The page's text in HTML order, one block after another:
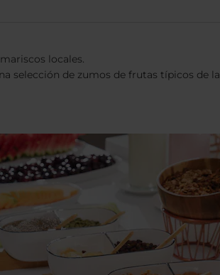
locales.
selección de zumos de frutas típicos de